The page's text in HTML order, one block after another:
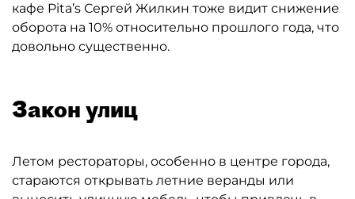
кафе Pita’s Сергей Жилкин тоже видит снижение
оборота на 10% относительно прошлого года, что
довольно существенно.
Закон улиц
Летом рестораторы, особенно в центре города,
стараются открывать летние веранды или